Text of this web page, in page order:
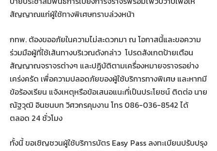
สัญญาณแก่ผู้ใช้ทางพิเศษทราบล่วงหน้า
กทพ. ต้องขออภัยในความไม่สะดวกมา ณ โอกาสนี้และขอความ
ร่วมมือผู้ที่ใช้เส้นทางบริเวณดังกล่าว โปรดสังเกตป้ายเตือน
สัญญาณจราจรต่างๆ และปฏิบัติตามเครื่องหมายจราจรอย่าง
เคร่งครัด เพื่อความปลอดภัยของผู้ใช้บริการทางพิเศษ และหากมี
ข้อร้องเรียน แจ้งเหตุหรือข้อเสนอแนะที่เป็นประโยชน์ ติดต่อ นาย
ณัฐวุฒิ อินชนบท วิศวกรคุมงาน โทร 086-036-8542 ได้
ตลอด 24 ชั่วโมง
ทั้งนี้ ขอเชิญชวนผู้ใช้บริการบัตร Easy Pass ลงทะเบียนปรับปรุง